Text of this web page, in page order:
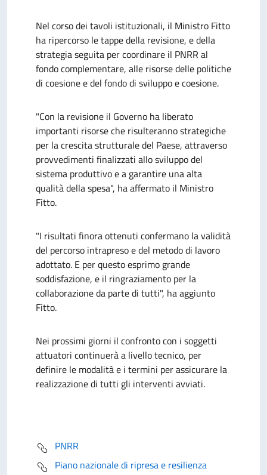
Nel corso dei tavoli istituzionali, il Ministro Fitto
ha ripercorso le tappe della revisione, e della
strategia seguita per coordinare il PNRR al
fondo complementare, alle risorse delle politiche
di coesione e del fondo di sviluppo e coesione.
"Con la revisione il Governo ha liberato
importanti risorse che risulteranno strategiche
per la crescita strutturale del Paese, attraverso
provvedimenti finalizzati allo sviluppo del
sistema produttivo e a garantire una alta
qualità della spesa", ha affermato il Ministro
Fitto.
"I risultati finora ottenuti confermano la validità
del percorso intrapreso e del metodo di lavoro
adottato. E per questo esprimo grande
soddisfazione, e il ringraziamento per la
collaborazione da parte di tutti", ha aggiunto
Fitto.
Nei prossimi giorni il confronto con i soggetti
attuatori continuerà a livello tecnico, per
definire le modalità e i termini per assicurare la
realizzazione di tutti gli interventi avviati.
PNRR
Piano nazionale di ripresa e resilienza